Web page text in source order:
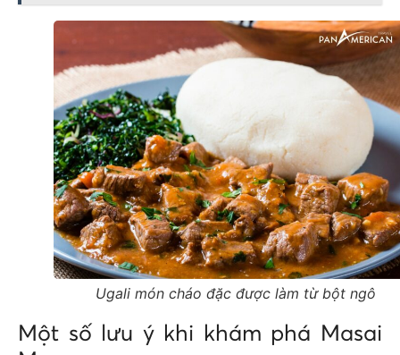
Ugali món cháo đặc được làm từ bột ngô
Một số lưu ý khi khám phá Masai